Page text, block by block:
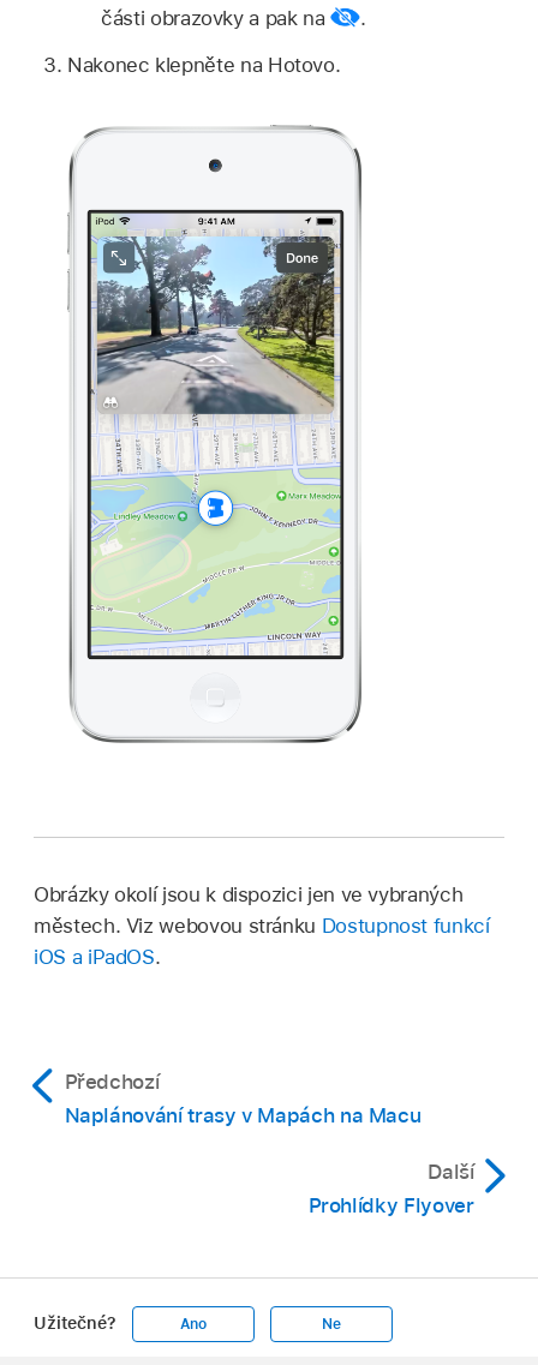
části obrazovky a pak na
.
Nakonec klepněte na Hotovo.
Obrázky okolí jsou k dispozici jen ve vybraných
městech. Viz webovou stránku Dostupnost funkcí
iOS a iPadOS.
Předchozí
Naplánování trasy v Mapách na Macu
Další
Prohlídky Flyover
Užitečné? Ano Ne